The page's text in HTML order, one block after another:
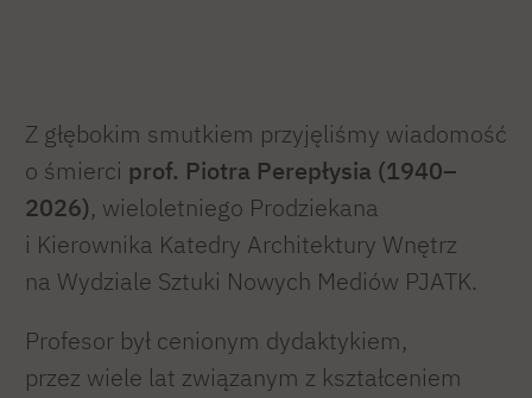
Z głębokim smutkiem przyjęliśmy wiadomość
o śmierci prof. Piotra Perepłysia (1940–
2026), wieloletniego Prodziekana
i Kierownika Katedry Architektury Wnętrz
na Wydziale Sztuki Nowych Mediów PJATK.
Profesor był cenionym dydaktykiem,
przez wiele lat związanym z kształceniem